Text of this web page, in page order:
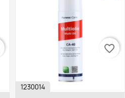
1230014
favorite_border